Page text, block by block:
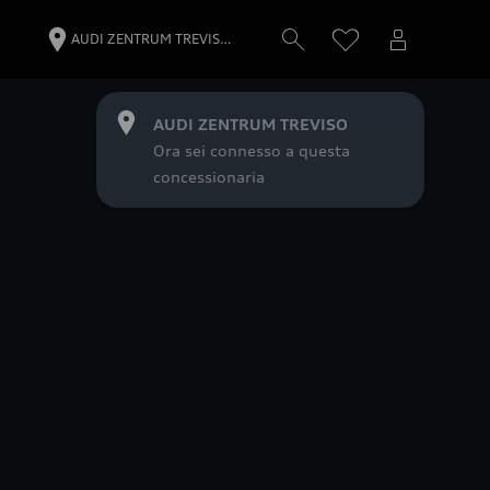
AUDI ZENTRUM TREVISO
Ora sei connesso a questa
concessionaria
AUDI ZENTRUM TREVIS…